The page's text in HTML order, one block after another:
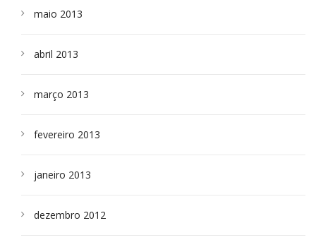
maio 2013
abril 2013
março 2013
fevereiro 2013
janeiro 2013
dezembro 2012